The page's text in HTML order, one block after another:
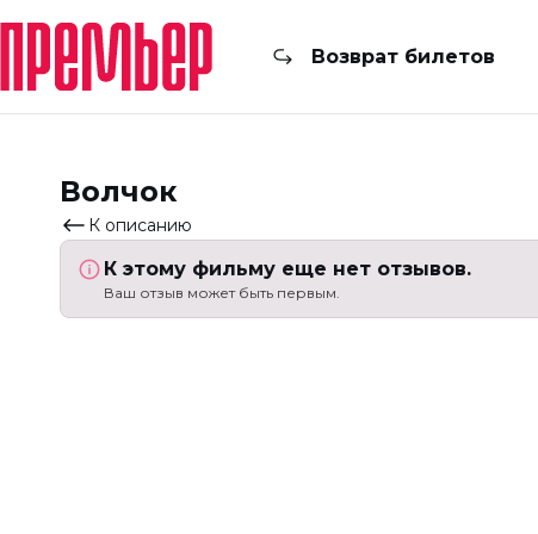
Возврат билетов
Волчок
К описанию
К этому фильму еще нет отзывов.
Ваш отзыв может быть первым.